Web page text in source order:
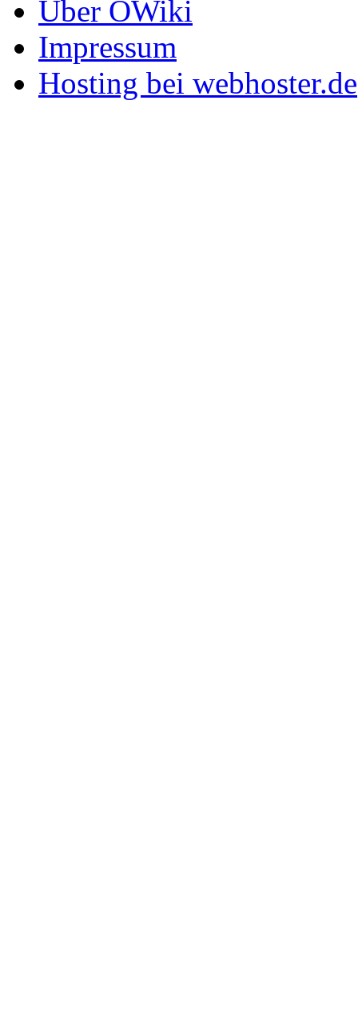
Über OWiki
Impressum
Hosting bei webhoster.de